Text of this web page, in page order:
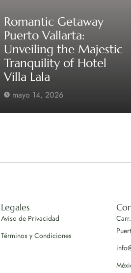
Romantic Getaway
Puerto Vallarta:
Unveiling the Majestic
Tranquility of Hotel
Villa Lala
mayo 14, 2026
Legales
Aviso de Privacidad
Términos y Condiciones